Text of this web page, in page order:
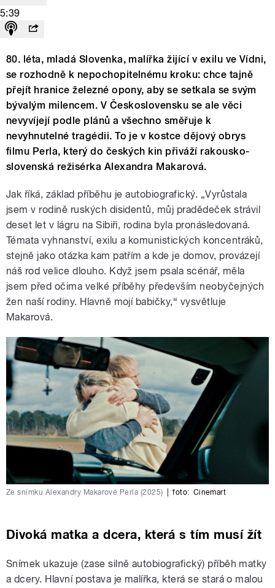
5:39
80. léta, mladá Slovenka, malířka žijící v exilu ve Vídni,
se rozhodně k nepochopitelnému kroku: chce tajně
přejít hranice železné opony, aby se setkala se svým
bývalým milencem. V Československu se ale věci
nevyvíjejí podle plánů a všechno směřuje k
nevyhnutelné tragédii. To je v kostce dějový obrys
filmu Perla, který do českých kin přiváží rakousko-
slovenská režisérka Alexandra Makarová.
Jak říká, základ příběhu je autobiografický. „Vyrůstala
jsem v rodině ruských disidentů, můj pradědeček strávil
deset let v lágru na Sibiři, rodina byla pronásledovaná.
Témata vyhnanství, exilu a komunistických koncentráků,
stejně jako otázka kam patřím a kde je domov, provázejí
náš rod velice dlouho. Když jsem psala scénář, měla
jsem před očima velké příběhy především neobyčejných
žen naší rodiny. Hlavně mojí babičky,“ vysvětluje
Makarová.
Ze snímku Alexandry Makarové Perla (2025) foto: Cinemart
Divoká matka a dcera, která s tím musí žít
Snímek ukazuje (zase silně autobiografický) příběh matky
a dcery. Hlavní postava je malířka, která se stará o malou